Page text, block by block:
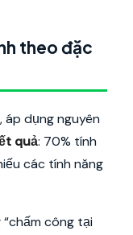
theo đặc
dụng nguyên
quả: 70% tính
các tính năng
công tại